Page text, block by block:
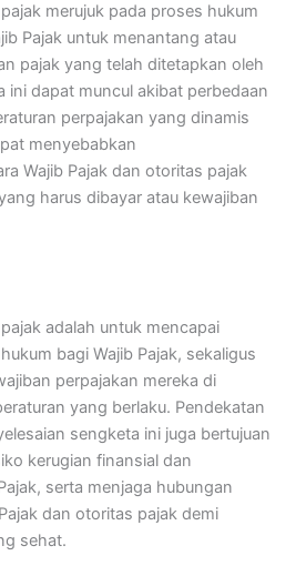
merujuk pada proses hukum
Pajak untuk menantang atau
pajak yang telah ditetapkan oleh
ini dapat muncul akibat perbedaan
perpajakan yang dinamis
menyebabkan
Wajib Pajak dan otoritas pajak
harus dibayar atau kewajiban
adalah untuk mencapai
bagi Wajib Pajak, sekaligus
perpajakan mereka di
yang berlaku. Pendekatan
sengketa ini juga bertujuan
kerugian finansial dan
serta menjaga hubungan
dan otoritas pajak demi
sehat.